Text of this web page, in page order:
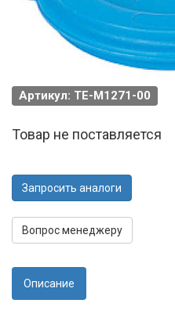
Артикул: TE-M1271-00
Товар не поставляется
Запросить аналоги
Вопрос менеджеру
Описание